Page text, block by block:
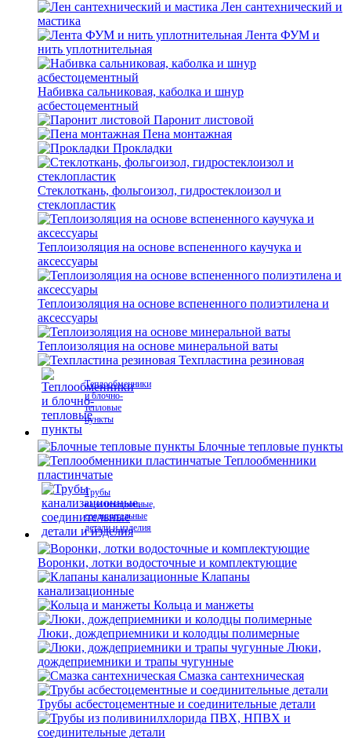
Лен сантехнический и
мастика
Лента ФУМ и
нить уплотнительная
Набивка сальниковая, каболка и шнур
асбестоцементный
Паронит листовой
Пена монтажная
Прокладки
Стеклоткань, фольгоизол, гидростеклоизол и
стеклопластик
Теплоизоляция на основе вспененного каучука и
аксессуары
Теплоизоляция на основе вспененного полиэтилена и
аксессуары
Теплоизоляция на основе минеральной ваты
Техпластина резиновая
Теплообменники
и блочно-
тепловые
пункты
Блочные тепловые пункты
Теплообменники
пластинчатые
Трубы
канализационные,
соединительные
детали и изделия
Воронки, лотки водосточные и комплектующие
Клапаны
канализационные
Кольца и манжеты
Люки, дождеприемники и колодцы полимерные
Люки,
дождеприемники и трапы чугунные
Смазка сантехническая
Трубы асбестоцементные и соединительные детали